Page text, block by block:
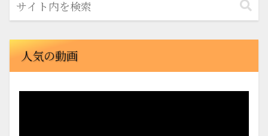
人気の動画